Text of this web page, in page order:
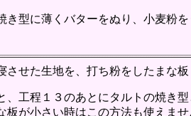
型に薄くバターをぬり、小麦粉
せた生地を、打ち粉をしたまな
工程１３のあとにタルトの焼き
板が小さい時はこの方法も使えま